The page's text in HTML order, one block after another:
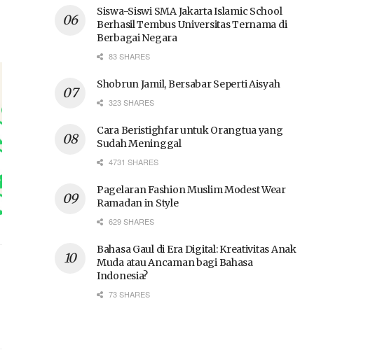
Siswa-Siswi SMA Jakarta Islamic School
Berhasil Tembus Universitas Ternama di
Berbagai Negara
83 SHARES
Shobrun Jamil, Bersabar Seperti Aisyah
323 SHARES
Cara Beristighfar untuk Orangtua yang
Sudah Meninggal
4731 SHARES
Pagelaran Fashion Muslim Modest Wear
Ramadan in Style
629 SHARES
Bahasa Gaul di Era Digital: Kreativitas Anak
Muda atau Ancaman bagi Bahasa
Indonesia?
73 SHARES